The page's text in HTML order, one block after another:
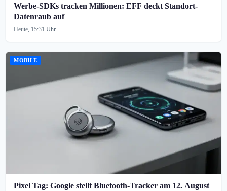
Werbe-SDKs tracken Millionen: EFF deckt Standort-
Datenraub auf
Heute, 15:31 Uhr
MOBILE
Pixel Tag: Google stellt Bluetooth-Tracker am 12. August